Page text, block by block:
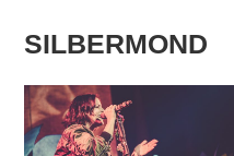
SILBERMOND